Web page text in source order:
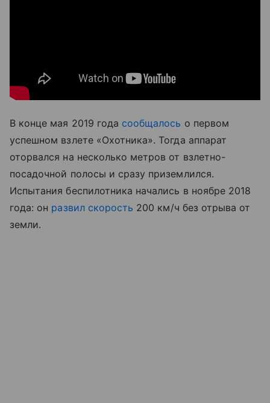
В конце мая 2019 года сообщалось о первом
успешном взлете «Охотника». Тогда аппарат
оторвался на несколько метров от взлетно-
посадочной полосы и сразу приземлился.
Испытания беспилотника начались в ноябре 2018
года: он развил скорость 200 км/ч без отрыва от
земли.